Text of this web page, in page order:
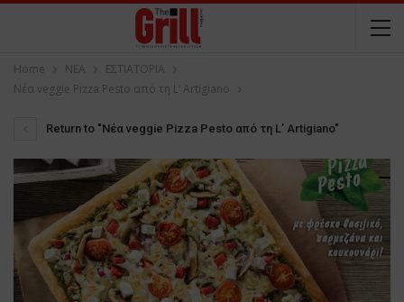
Home NEA
ΕΣΤΙΑΤΟΡΙΑ
Νέα veggie Pizza Pesto από τη L’ Artigiano
Return to "Νέα veggie Pizza Pesto από τη L’ Artigiano"